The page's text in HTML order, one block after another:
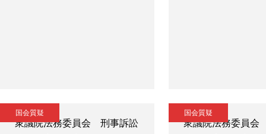
国会質疑
衆議院法務委員会 刑事訴訟
国会質疑
衆議院法務委員